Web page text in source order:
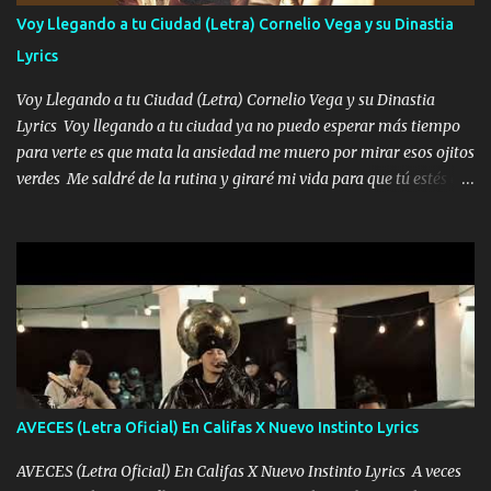
contéstame la llamada pa dedicarte unas bonitas palabras así
borracho me animo a decirte todo y puedo describirlo mucho que
me encantes Decirte que me siento muy feliz y emocionado por
tenerte aquí espero que quiera...
Voy Llegando a tu Ciudad (Letra) Cornelio Vega y su Dinastia
Lyrics
Voy Llegando a tu Ciudad (Letra) Cornelio Vega y su Dinastia
Lyrics Voy llegando a tu ciudad ya no puedo esperar más tiempo
para verte es que mata la ansiedad me muero por mirar esos ojitos
verdes Me saldré de la rutina y giraré mi vida para que tú estés en
solo yo tendre el candado 🔒 del amor ❤️ Música Mil y un besos
para dar ya estando en tu ciudad no habrá quien lo detenga si las
copas van de más vayamos a un lugar y cerremos las puertas
Entre alcohol y besos se va incrementado el Fuego en esa
habitación ya no mires más el reloj Única por donde vas me curas
tú mi mal moviendo tu silueta no hay otra que te sea igual te ves
tan especial por eso es que me tientas Aquí estoy no dejaré que se
te acerque nadie porque solo yo tendre el candado 🔒 del a...
AVECES (Letra Oficial) En Califas X Nuevo Instinto Lyrics
AVECES (Letra Oficial) En Califas X Nuevo Instinto Lyrics A veces